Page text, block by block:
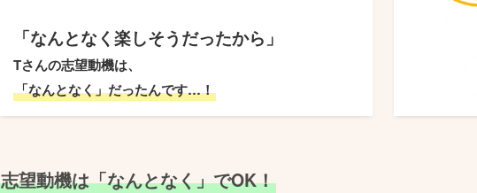
「なんとなく楽しそうだったから」
Tさんの志望動機は、
「なんとなく」だったんです…！
志望動機は「なんとなく」でOK！